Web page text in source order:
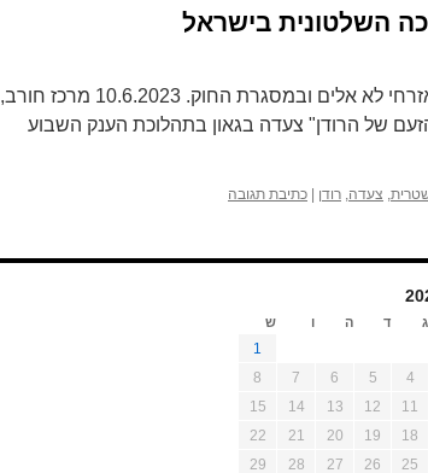
השבוע שבו קרא אהוד ברק להתייצב למרי אזרחי לא אלים ובמסגרת החוק. 10.6.2023 מרכז חורב,
של הרודן" צעדה בגאון בתהלוכת הענק השבוע
, צעדה, רודן כתיבת תגובה
ג ד ה ו ש
1
4
5
6
7
8
11
12
13
14
15
18
19
20
21
22
25
26
27
28
29